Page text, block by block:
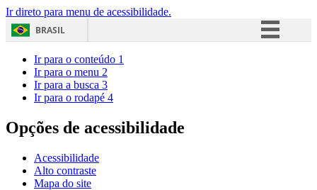
Ir direto para menu de acessibilidade.
BRASIL
Acesso à informação
Ir para o conteúdo 1
Ir para o menu 2
Ir para a busca 3
Ir para o rodapé 4
Opções de acessibilidade
Acessibilidade
Alto contraste
Mapa do site